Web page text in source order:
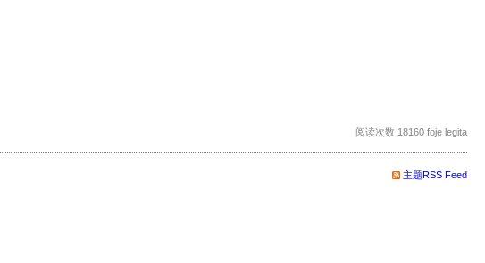
阅读次数 18160 foje legita
主题RSS Feed